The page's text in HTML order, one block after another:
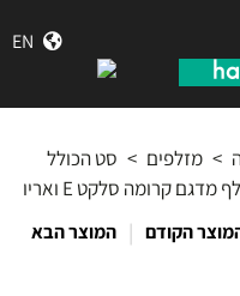
EN
> מזלפים > סט הכולל
הקודם | המוצר הבא